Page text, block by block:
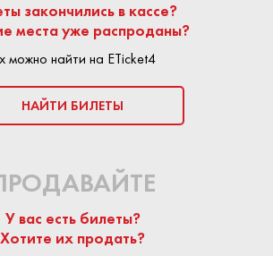
закончились в кассе?
места уже распроданы?
можно найти на ETicket4
НАЙТИ БИЛЕТЫ
У вас есть билеты?
Хотите их продать?